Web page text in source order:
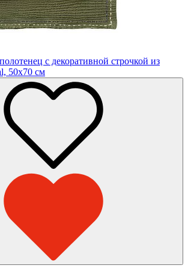
с декоративной строчкой из
50х70 см